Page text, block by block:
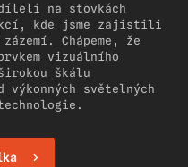
na stovkách
kde jsme zajistili
Chápeme, že
vizuálního
škálu
světelných